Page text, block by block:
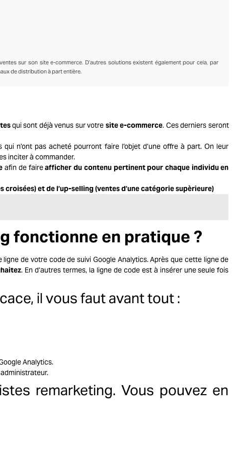
sur son site e-commerce. D’autres solutions existent également pour cela, par
de distribution à part entière.
qui sont déjà venus sur votre site e-commerce. Ces derniers seront
n’ont pas acheté pourront faire l’objet d’une offre à part. On leur
inciter à commander.
afin de faireafficher du contenu pertinent pour chaque individu en
croisées) et de l’up-selling (ventes d’une catégorie supèrieure)
fonctionne en pratique ?
de votre code de suivi Google Analytics. Après que cette ligne de
. En d’autres termes, la ligne de code est à insérer une seule fois
il vous faut avant tout :
Analytics.
remarketing. Vous pouvez en